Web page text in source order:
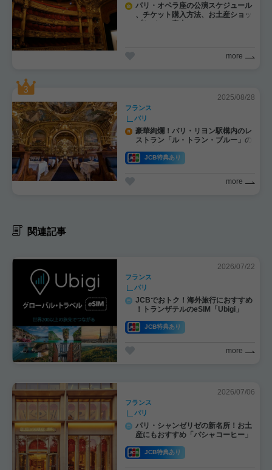
パリ・オペラ座の公演スケジュール
、チケット購入方法、お土産ショッ
プなどのご案内！
more
2025/08/28
フランス
パリ
豪華絢爛！パリ・リヨン駅構内のレ
ストラン「ル・トラン・ブルー」の
大好評！
JCB特典あり
more
関連記事
2026/07/22
フランス
パリ
JCBでおトク！海外旅行におすすめ
！トランザテルのeSIM「Ubigi」
JCB特典あり
more
2026/07/06
フランス
パリ
パリ・シャンゼリゼの新名所！お土
産にもおすすめ「バシャコーヒー」
JCB特典あり